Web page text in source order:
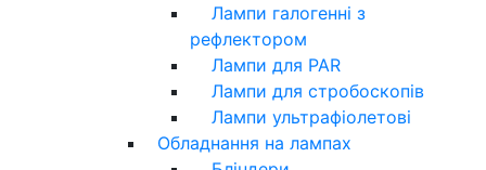
Лампи галогенні з
рефлектором
Лампи для PAR
Лампи для стробоскопів
Лампи ультрафіолетові
Обладнання на лампах